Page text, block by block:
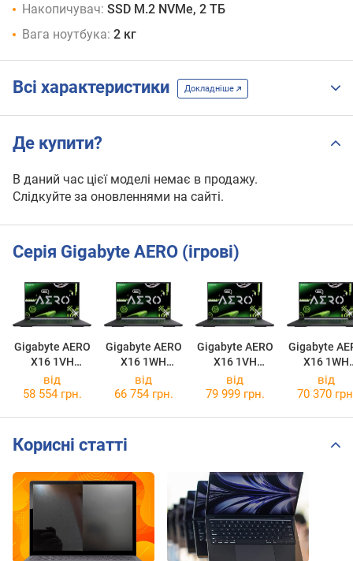
Накопичувач: SSD M.2 NVMe, 2 ТБ
Вага ноутбука: 2 кг
Всі характеристики Докладніше
Де купити?
В даний час цієї моделі немає в продажу.
Слідкуйте за оновленнями на сайті.
Серія Gigabyte AERO (ігрові)
Gigabyte AERO
X16 1VH
[1VH93EEC94AH]
Gigabyte AERO
X16 1WH
[1WH93USC94AH]
Gigabyte AERO
X16 1VH
[1VH93UAC64AH]
Gigabyte
X16 1WH
від
58 554 грн.
від
66 754 грн.
від
79 999 грн.
від
70 370
Корисні статті